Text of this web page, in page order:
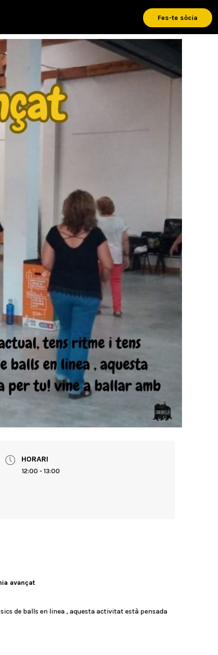
Fes-te sòcia
HORARI
12:00 - 13:00
avançat
de balls en linea , aquesta activitat està pensada